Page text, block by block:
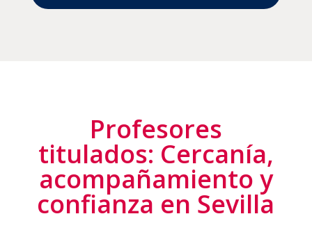
Profesores
titulados: Cercanía,
acompañamiento y
confianza en Sevilla